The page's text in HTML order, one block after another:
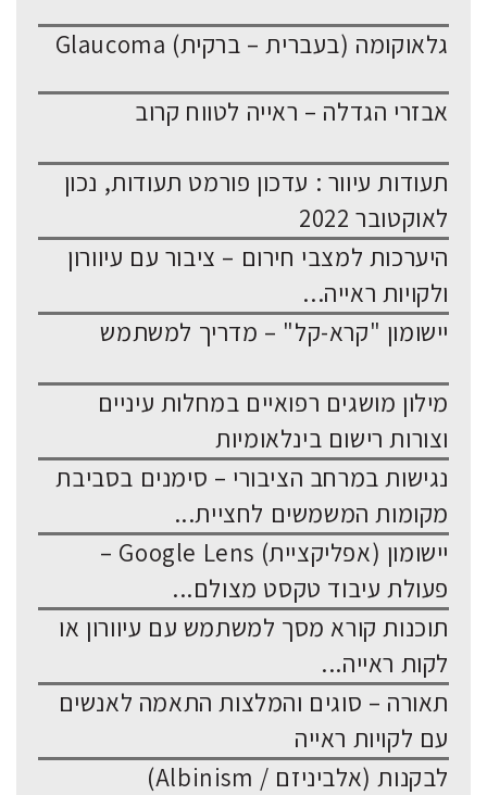
גלאוקומה (בעברית – ברקית) Glaucoma
אבזרי הגדלה – ראייה לטווח קרוב
תעודות עיוור : עדכון פורמט תעודות, נכון
לאוקטובר 2022
היערכות למצבי חירום – ציבור עם עיוורון
ולקויות ראייה...
יישומון "קרא-קל" – מדריך למשתמש
מילון מושגים רפואיים במחלות עיניים
וצורות רישום בינלאומיות
נגישות במרחב הציבורי – סימנים בסביבת
מקומות המשמשים לחציית...
יישומון (אפליקציית) Google Lens –
פעולת עיבוד טקסט מצולם...
תוכנות קורא מסך למשתמש עם עיוורון או
לקות ראייה...
תאורה – סוגים והמלצות התאמה לאנשים
עם לקויות ראייה
לבקנות (אלביניזם / Albinism)